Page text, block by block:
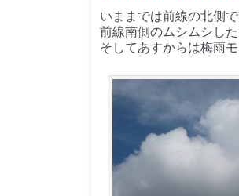
いままでは前線の北側
前線南側のムシムシし
そしてあすからは梅雨モ